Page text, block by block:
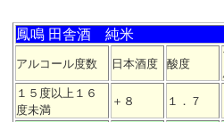
鳳鳴 田舎酒 純米
アルコール度数 日本酒度 酸度
１５度以上１６
度未満
＋８ １．７